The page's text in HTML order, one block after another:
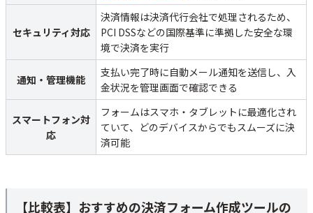
セキュリティ対応
決済情報は決済代行会社で処理されるため、
PCI DSSなどの国際基準に準拠した安全な環
境で決済を実行
通知・管理機能
支払い完了時に自動メール通知を送信し、入
金状況を管理画面で確認できる
スマートフォン対
応
フォームはスマホ・タブレットに最適化され
ていて、どのデバイスからでもスムーズに決
済可能
【比較表】おすすめの決済フォーム作成ツールの